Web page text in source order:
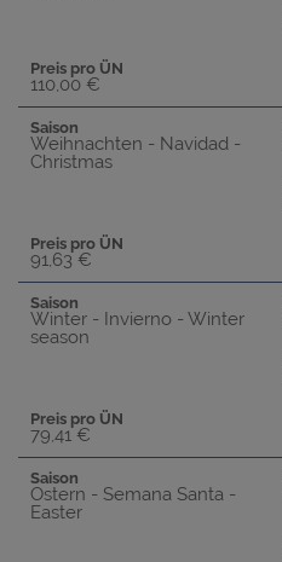
Preis pro ÜN
110,00 €
Saison
Weihnachten - Navidad -
Christmas
Preis pro ÜN
91,63 €
Saison
Winter - Invierno - Winter
season
Preis pro ÜN
79,41 €
Saison
Ostern - Semana Santa -
Easter